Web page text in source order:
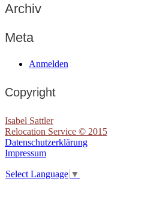
Archiv
Meta
Anmelden
Copyright
Isabel Sattler
Relocation Service © 2015
Datenschutzerklärung
Impressum
Select Language ▼